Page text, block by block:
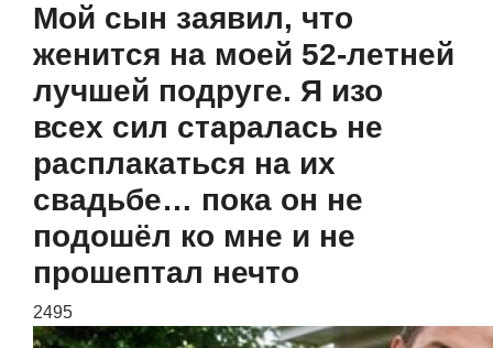
Мой сын заявил, что
женится на моей 52-летней
лучшей подруге. Я изо
всех сил старалась не
расплакаться на их
свадьбе… пока он не
подошёл ко мне и не
прошептал нечто
2495